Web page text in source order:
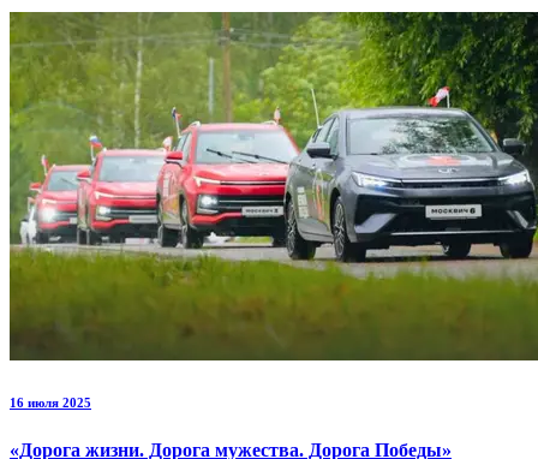
16 июля 2025
«Дорога жизни. Дорога мужества. Дорога Победы»